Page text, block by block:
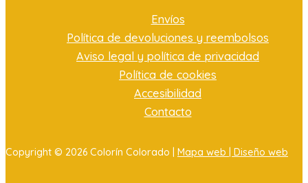
Envíos
Política de devoluciones y reembolsos
Aviso legal y política de privacidad
Política de cookies
Accesibilidad
Contacto
Copyright © 2026 Colorín Colorado | Mapa web | Diseño web